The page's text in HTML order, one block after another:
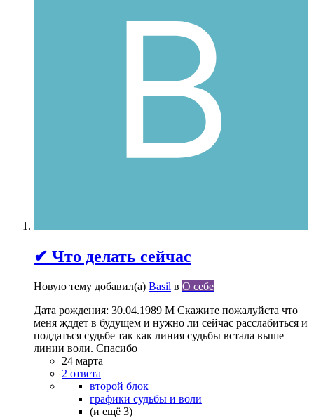
✔ Что делать сейчас
Новую тему добавил(а) Basil в О себе
Дата рождения: 30.04.1989 М Скажите пожалуйста что
меня жддет в будущем и нужно ли сейчас расслабиться и
поддаться судьбе так как линия судьбы встала выше
линии воли. Спасибо
24 марта
2 ответа
второй блок
графики судьбы и воли
(и ещё 3)